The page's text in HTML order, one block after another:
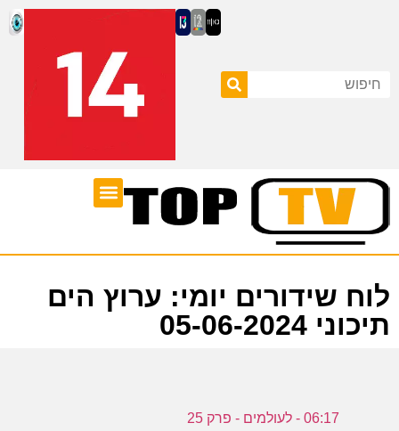
לוח שידורים יומי: ערוץ הים
תיכוני 05-06-2024
06:17 - לעולמים - פרק 25